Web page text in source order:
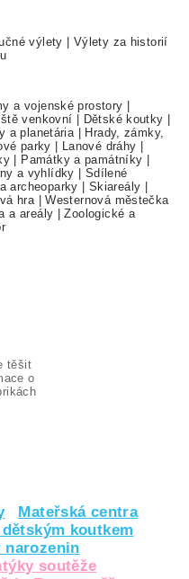
výlety
Výlety za historií
a vojenské prostory
venkovní Dětské koutky
a planetária|
Hrady, zámky,
parky Lanové dráhy
Památky a památníky
a vyhlídky
Sdílené
archeoparky Skiareály
hra|Westernová městečka
a areály |Zoologické a
těšit
o
Mateřská centra
koutkem
narozenin
soutěže